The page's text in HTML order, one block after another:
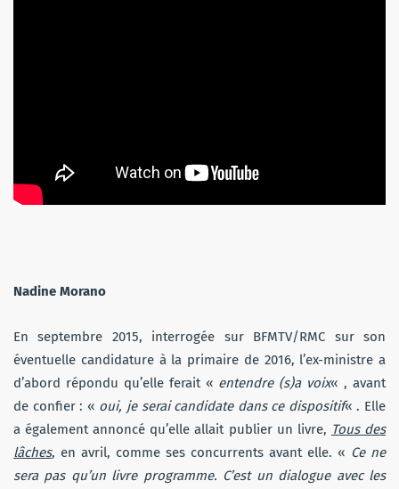
Nadine Morano
En septembre 2015, interrogée sur BFMTV/RMC sur son
éventuelle candidature à la primaire de 2016, l’ex-ministre a
d’abord répondu qu’elle ferait « entendre (s)a voix« , avant
de confier : « oui, je serai candidate dans ce dispositif« . Elle
a également annoncé qu’elle allait publier un livre, Tous des
lâches, en avril, comme ses concurrents avant elle. « Ce ne
sera pas qu’un livre programme. C’est un dialogue avec les